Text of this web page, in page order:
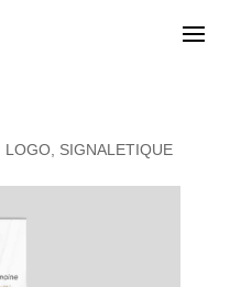
LOGO, SIGNALETIQUE